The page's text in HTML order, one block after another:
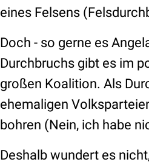
eines Felsens
Doch - so gerne es
Durchbruchs gibt es im
großen Koalition. Als
ehemaligen
bohren (Nein, ich habe
Deshalb wundert es